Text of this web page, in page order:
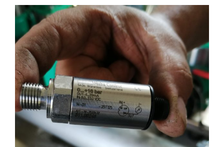
View
Larger
Image